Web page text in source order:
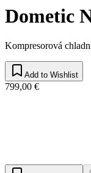
Dometic
Kompresorová
Add to Wishlist
799,00 €